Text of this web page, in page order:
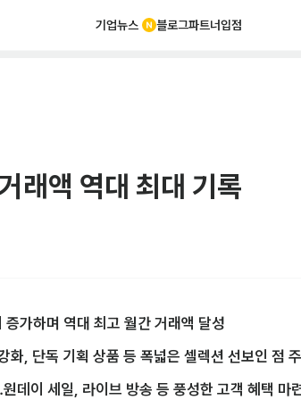
기업뉴스 블로그파트너입점
래액 역대 최대 기록
가하며 역대 최고 월간 거래액 달성
화, 단독 기획 상품 등 폭넓은 셀렉션 선보인 점
원데이 세일, 라이브 방송 등 풍성한 고객 혜택 마